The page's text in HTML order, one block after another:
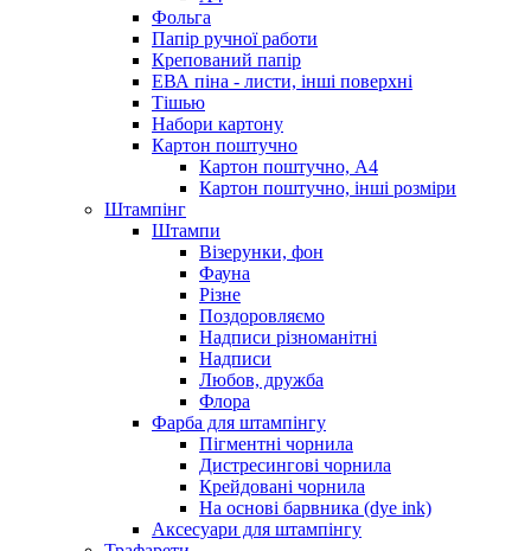
Фольга
Папір ручної работи
Крепований папір
ЕВА піна - листи, інші поверхні
Тішью
Набори картону
Картон поштучно
Картон поштучно, А4
Картон поштучно, інші розміри
Штампінг
Штампи
Візерунки, фон
Фауна
Різне
Поздоровляємо
Надписи різноманітні
Надписи
Любов, дружба
Флора
Фарба для штампінгу
Пігментні чорнила
Дистресингові чорнила
Крейдовані чорнила
На основі барвника (dye ink)
Аксесуари для штампінгу